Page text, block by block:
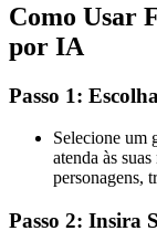
Como Usar
por IA
Passo 1:
Selecione um
atenda às
personagens,
Passo 2: Insira